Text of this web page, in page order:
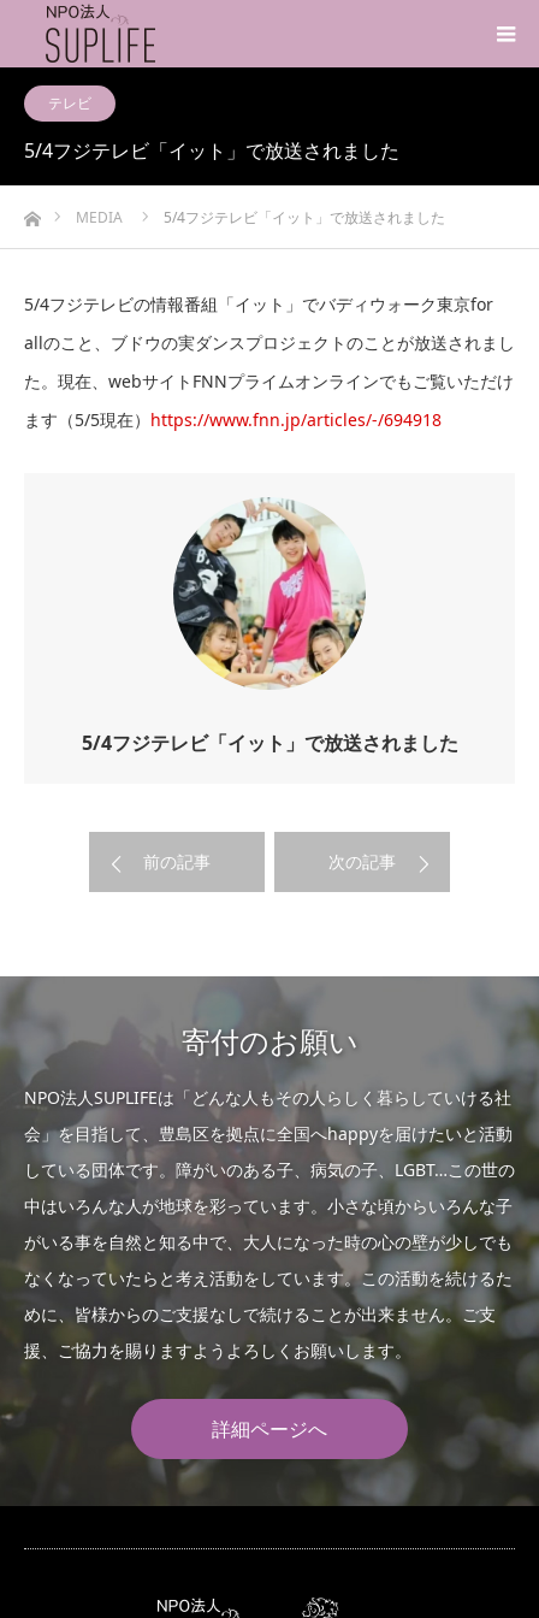
テレビ
5/4フジテレビ「イット」で放送されました
ホームMEDIA 5/4フジテレビ「イット」で放送されました
5/4フジテレビの情報番組「イット」でバディウォーク東京for
allのこと、ブドウの実ダンスプロジェクトのことが放送されまし
た。現在、webサイトFNNプライムオンラインでもご覧いただけ
ます（5/5現在） https://www.fnn.jp/articles/-/694918
5/4フジテレビ「イット」で放送されました
前の記事 次の記事
寄付のお願い
NPO法人SUPLIFEは「どんな人もその人らしく暮らしていける社
会」を目指して、豊島区を拠点に全国へhappyを届けたいと活動
している団体です。障がいのある子、病気の子、LGBT…この世の
中はいろんな人が地球を彩っています。小さな頃からいろんな子
がいる事を自然と知る中で、大人になった時の心の壁が少しでも
なくなっていたらと考え活動をしています。この活動を続けるた
めに、皆様からのご支援なしで続けることが出来ません。ご支
援、ご協力を賜りますようよろしくお願いします。
詳細ページへ